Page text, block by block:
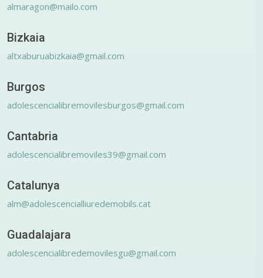
almaragon@mailo.com
Bizkaia
altxaburuabizkaia@gmail.com
Burgos
adolescencialibremovilesburgos@gmail.com
Cantabria
adolescencialibremoviles39@gmail.com
Catalunya
alm@adolescencialliuredemobils.cat
Guadalajara
adolescencialibredemovilesgu@gmail.com